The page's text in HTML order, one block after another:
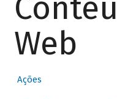
Web
Ações